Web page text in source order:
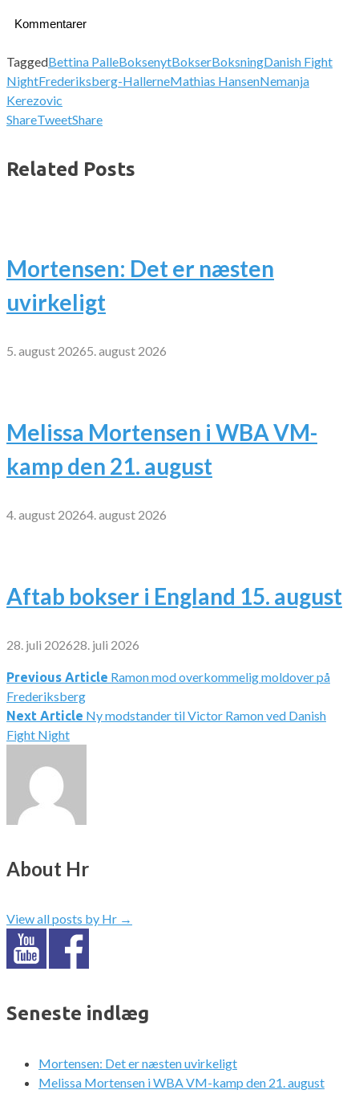
Kommentarer
TaggedBettina PalleBoksenytBokserBoksningDanish Fight
NightFrederiksberg-HallerneMathias HansenNemanja
Kerezovic
ShareTweetShare
Related Posts
Mortensen: Det er næsten
uvirkeligt
5. august 20265. august 2026
Melissa Mortensen i WBA VM-
kamp den 21. august
4. august 20264. august 2026
Aftab bokser i England 15. august
28. juli 202628. juli 2026
Indlægsnavigation
Previous Article Ramon mod overkommelig moldover på
Frederiksberg
Next Article Ny modstander til Victor Ramon ved Danish
Fight Night
About Hr
View all posts by Hr →
Seneste indlæg
Mortensen: Det er næsten uvirkeligt
Melissa Mortensen i WBA VM-kamp den 21. august